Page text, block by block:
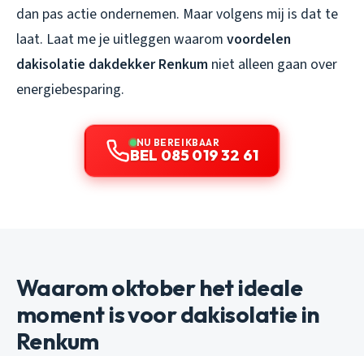
dan pas actie ondernemen. Maar volgens mij is dat te
laat. Laat me je uitleggen waarom voordelen
dakisolatie dakdekker Renkum niet alleen gaan over
energiebesparing.
NU BEREIKBAAR
BEL 085 019 32 61
Waarom oktober het ideale
moment is voor dakisolatie in
Renkum